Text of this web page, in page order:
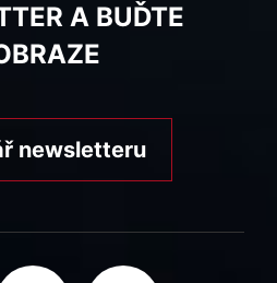
A BUĎTE
newsletteru